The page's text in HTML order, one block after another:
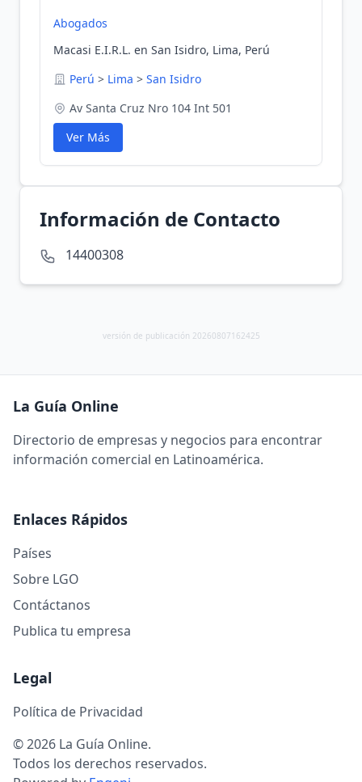
Abogados
Macasi E.I.R.L. en San Isidro, Lima, Perú
Perú > Lima > San Isidro
Av Santa Cruz Nro 104 Int 501
Ver Más
Información de Contacto
14400308
versión de publicación 20260807162425
La Guía Online
Directorio de empresas y negocios para encontrar
información comercial en Latinoamérica.
Enlaces Rápidos
Países
Sobre LGO
Contáctanos
Publica tu empresa
Legal
Política de Privacidad
© 2026 La Guía Online.
Todos los derechos reservados.